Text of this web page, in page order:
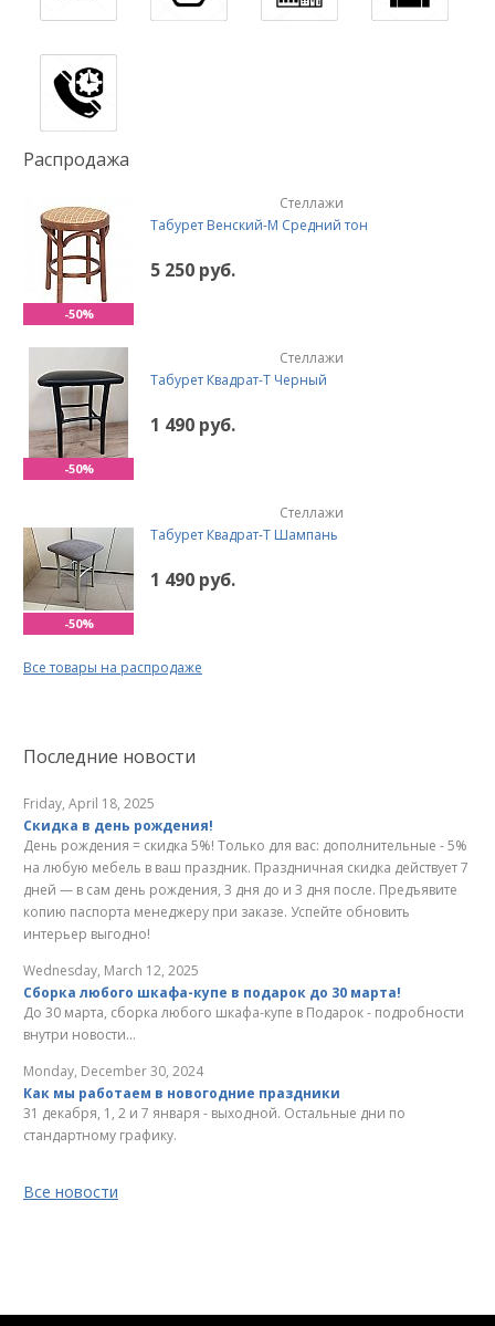
Распродажа
-50%
Стеллажи
Табурет Венский-М Средний тон
5 250 руб.
-50%
Стеллажи
Табурет Квадрат-Т Черный
1 490 руб.
-50%
Стеллажи
Табурет Квадрат-Т Шампань
1 490 руб.
Все товары на распродаже
Последние новости
Friday, April 18, 2025
Скидка в день рождения!
День рождения = скидка 5%! Только для вас: дополнительные - 5%
на любую мебель в ваш праздник. Праздничная скидка действует 7
дней — в сам день рождения, 3 дня до и 3 дня после. Предъявите
копию паспорта менеджеру при заказе. Успейте обновить
интерьер выгодно!
Wednesday, March 12, 2025
Сборка любого шкафа-купе в подарок до 30 марта!
До 30 марта, сборка любого шкафа-купе в Подарок - подробности
внутри новости...
Monday, December 30, 2024
Как мы работаем в новогодние праздники
31 декабря, 1, 2 и 7 января - выходной. Остальные дни по
стандартному графику.
Все новости